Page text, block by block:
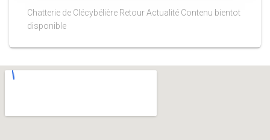
Chatterie de Clécybélière Retour Actualité Contenu bientot
disponible